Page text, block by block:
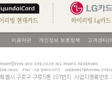
이용약관 개인정보 보호정책 고객센타(